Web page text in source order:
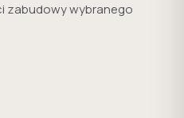
zabudowy wybranego